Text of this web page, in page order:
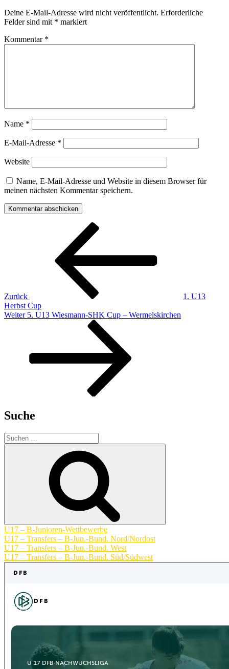
Deine E-Mail-Adresse wird nicht veröffentlicht. Erforderliche
Felder sind mit * markiert
Kommentar *
Name *
E-Mail-Adresse *
Website
Name, E-Mail-Adresse und Website in diesem Browser für
meinen nächsten Kommentar speichern.
Beitragsnavigation
Zurück
1. U13
Herbst Cup
Nächster
Weiter 5. U13 Wiesmann-SHK Cup – Wermelskirchen
Suche
Suchen
nach:
U17 – B-Junioren-Wettbewerbe
U17 – Transfers – B-Jun.-Bund. Nord/Nordost
U17 – Transfers – B-Jun.-Bund. West
U17 – Transfers – B-Jun.-Bund. Süd/Südwest